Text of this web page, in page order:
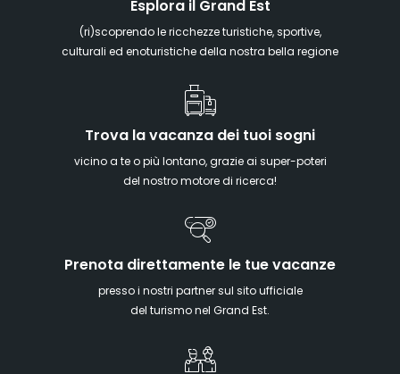
Esplora il Grand Est
(ri)scoprendo le ricchezze turistiche, sportive,
culturali ed enoturistiche della nostra bella regione
Trova la vacanza dei tuoi sogni
vicino a te o più lontano, grazie ai super-poteri
del nostro motore di ricerca!
Prenota direttamente le tue vacanze
presso i nostri partner sul sito ufficiale
del turismo nel Grand Est.